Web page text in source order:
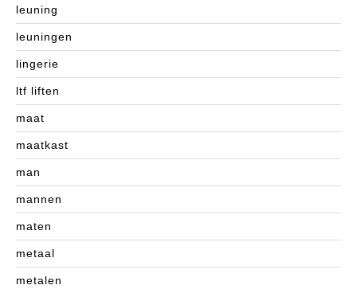
leuning
leuningen
lingerie
ltf liften
maat
maatkast
man
mannen
maten
metaal
metalen